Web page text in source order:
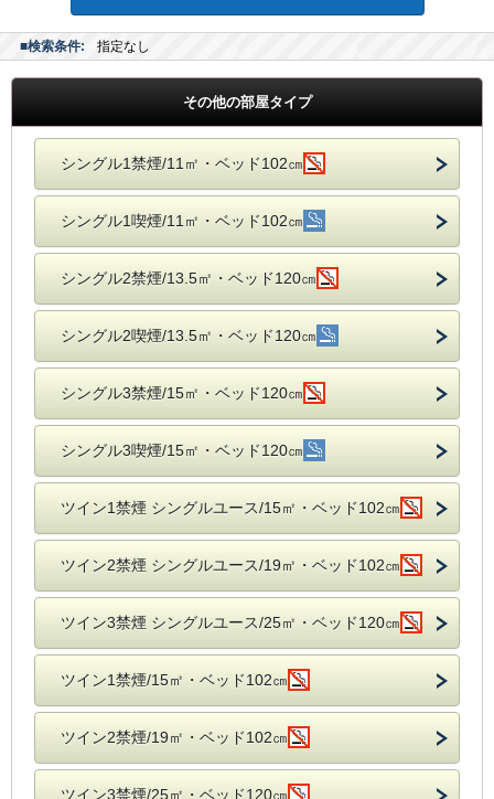
■検索条件: 指定なし
その他の部屋タイプ
シングル1禁煙/11㎡・ベッド102㎝
シングル1喫煙/11㎡・ベッド102㎝
シングル2禁煙/13.5㎡・ベッド120㎝
シングル2喫煙/13.5㎡・ベッド120㎝
シングル3禁煙/15㎡・ベッド120㎝
シングル3喫煙/15㎡・ベッド120㎝
ツイン1禁煙 シングルユース/15㎡・ベッド102㎝
ツイン2禁煙 シングルユース/19㎡・ベッド102㎝
ツイン3禁煙 シングルユース/25㎡・ベッド120㎝
ツイン1禁煙/15㎡・ベッド102㎝
ツイン2禁煙/19㎡・ベッド102㎝
ツイン3禁煙/25㎡・ベッド120㎝